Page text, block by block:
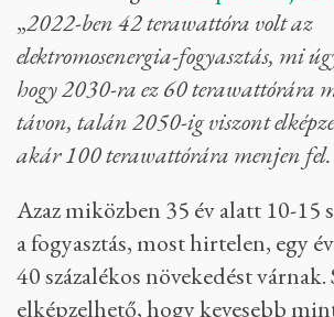
„2022-ben 42 terawattóra volt az
elektromosenergia-fogyasztás, mi
hogy 2030-ra ez 60 terawattórára
távon, talán 2050-ig viszont
akár 100 terawattórára menjen
Azaz miközben 35 év alatt 10-15
a fogyasztás, most hirtelen, egy
40 százalékos növekedést várnak.
elképzelhető, hogy kevesebb